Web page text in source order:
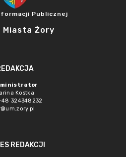
Publicznej
Miasta Żory
Kostka
324348232
REDAKCJI